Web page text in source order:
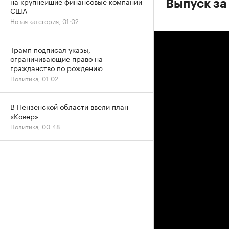
Выпуск
США
Новая категория, 01:02
Трамп подписал указы,
ограничивающие право на
гражданство по рождению
Политика, 01:02
В Пензенской области ввели план
«Ковер»
Политика, 00:48